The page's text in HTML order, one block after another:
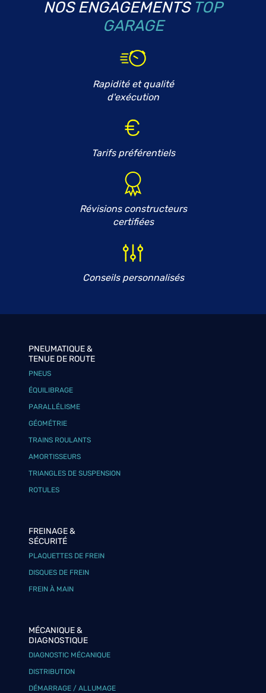
NOS ENGAGEMENTS TOP
GARAGE
Rapidité et qualité
d'exécution
Tarifs préférentiels
Révisions constructeurs
certifiées
Conseils personnalisés
PNEUMATIQUE &
TENUE DE ROUTE
PNEUS
ÉQUILIBRAGE
PARALLÉLISME
GÉOMÉTRIE
TRAINS ROULANTS
AMORTISSEURS
TRIANGLES DE SUSPENSION
ROTULES
FREINAGE &
SÉCURITÉ
PLAQUETTES DE FREIN
DISQUES DE FREIN
FREIN À MAIN
MÉCANIQUE &
DIAGNOSTIQUE
DIAGNOSTIC MÉCANIQUE
DISTRIBUTION
DÉMARRAGE / ALLUMAGE